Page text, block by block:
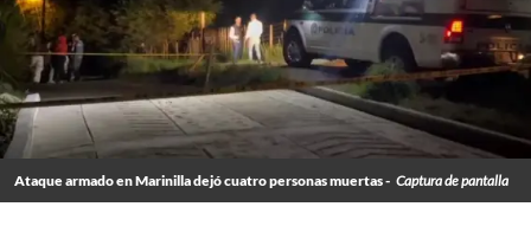
Ataque armado en Marinilla dejó cuatro personas muertas - Captura de pantalla